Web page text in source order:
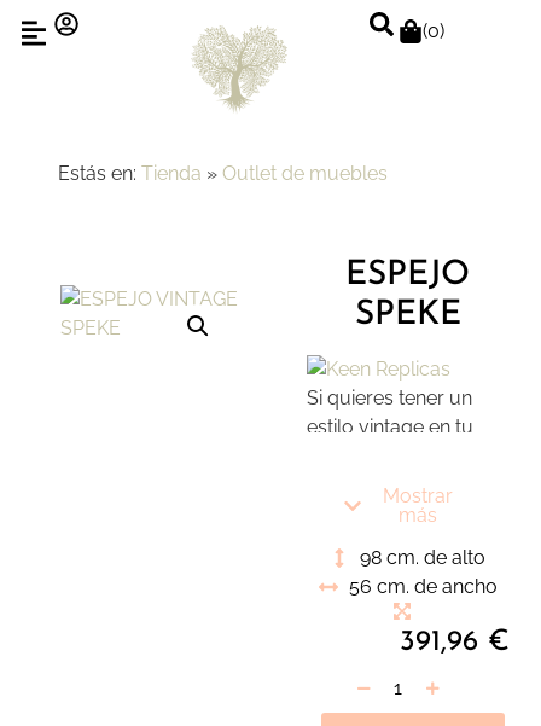
(0)
Estás en: Tienda » Outlet de muebles
ESPEJO
SPEKE
Si quieres tener un
estilo vintage en tu
es una
maginifica elección.
Cuenta con un gran
tamaño rectangular
adornador por un
marco al más puro
estilo clásico en color
Mostrar
más
98 cm. de alto
56 cm. de ancho
391,96 €